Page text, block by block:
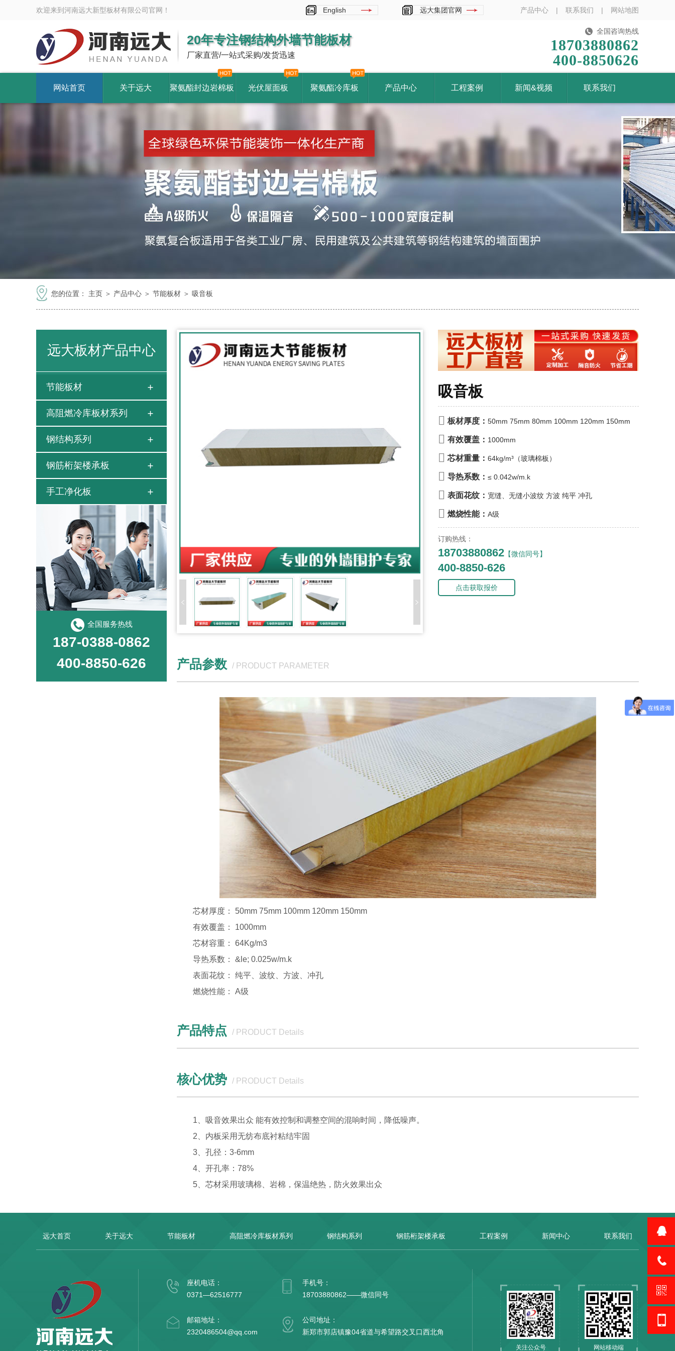
欢迎来到河南远大新型板材有限公司官网！ 产品中心 | 联系我们 | 网站地图
远大集团官网
English
20年专注钢结构外墙节能板材
厂家直营/一站式采购/发货迅速
全国咨询热线
18703880862
400-8850626
网站首页 关于远大 聚氨酯封边岩棉板 光伏屋面板 聚氨酯冷库板 产品中心 工程案例 新闻&视频 联系我们
您的位置： 主页 ＞ 产品中心 ＞ 节能板材 ＞ 吸音板
远大板材产品中心
节能板材
高阻燃冷库板材系列
钢结构系列
钢筋桁架楼承板
手工净化板
全国服务热线
187-0388-0862
400-8850-626
吸音板
板材厚度： 50mm 75mm 80mm 100mm 120mm 150mm
有效覆盖： 1000mm
芯材重量： 64kg/m³（玻璃棉板）
导热系数： ≤ 0.042w/m.k
表面花纹： 宽缝、无缝小波纹 方波 纯平 冲孔
燃烧性能： A级
订购热线：
18703880862 【微信同号】
400-8850-626
点击获取报价
产品参数 / PRODUCT PARAMETER
芯材厚度： 50mm 75mm 100mm 120mm 150mm
有效覆盖： 1000mm
芯材容重： 64Kg/m3
导热系数： &le; 0.025w/m.k
表面花纹： 纯平、波纹、方波、冲孔
燃烧性能： A级
产品特点 / PRODUCT Details
核心优势 / PRODUCT Details
1、吸音效果出众 能有效控制和调整空间的混响时间，降低噪声。
2、内板采用无纺布底衬粘结牢固
3、孔径：3-6mm
4、开孔率：78%
5、芯材采用玻璃棉、岩棉，保温绝热，防火效果出众
远大首页 关于远大 节能板材 高阻燃冷库板材系列 钢结构系列 钢筋桁架楼承板 工程案例 新闻中心 联系我们
座机电话：
0371—62516777
手机号：
18703880862——微信同号
邮箱地址：
2320486504@qq.com
公司地址：
新郑市郭店镇豫04省道与希望路交叉口西北角
关注公众号 网站移动端